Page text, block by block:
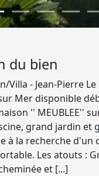
du bien
Villa - Jean-Pierre
Mer disponible
'' MEUBLEE''
grand jardin et
à la recherche d'un
Les atouts :
et [...]